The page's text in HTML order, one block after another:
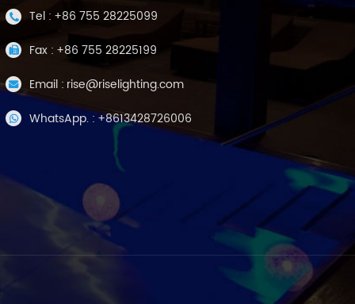
Tel : +86 755 28225099
Fax : +86 755 28225199
Email : rise@riselighting.com
WhatsApp. : +8613428726006